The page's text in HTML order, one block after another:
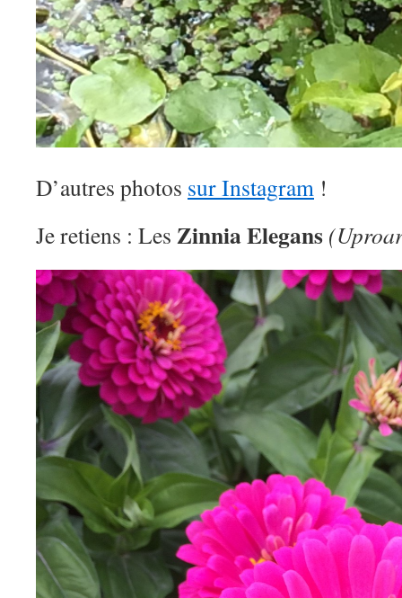
D’autres photos sur Instagram !
Je retiens : Les Zinnia Elegans